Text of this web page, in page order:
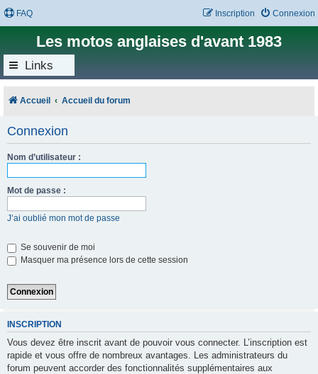
FAQ Connexion
Inscription
Les motos anglaises d'avant 1983
Links
Accueil Accueil du forum
Connexion
Nom d’utilisateur :
Mot de passe :
J’ai oublié mon mot de passe
Se souvenir de moi
Masquer ma présence lors de cette session
INSCRIPTION
Vous devez être inscrit avant de pouvoir vous connecter. L’inscription est
rapide et vous offre de nombreux avantages. Les administrateurs du
forum peuvent accorder des fonctionnalités supplémentaires aux